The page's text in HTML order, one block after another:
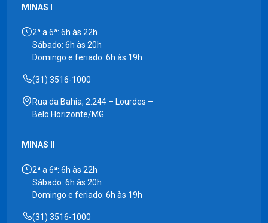
MINAS I
2ª a 6ª: 6h às 22h
Sábado: 6h às 20h
Domingo e feriado: 6h às 19h
(31) 3516-1000
Rua da Bahia, 2.244 – Lourdes –
Belo Horizonte/MG
MINAS II
2ª a 6ª: 6h às 22h
Sábado: 6h às 20h
Domingo e feriado: 6h às 19h
(31) 3516-1000